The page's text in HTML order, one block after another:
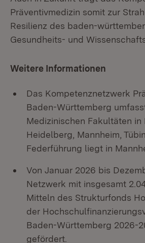
Präventivmedizin somit zur
Resilienz des baden-
Gesundheits- und
Weitere Informationen
Das Kompetenznetzwerk
Baden-Württemberg
Medizinischen Fakultäten in
Heidelberg, Mannheim,
Federführung liegt in
Von Januar 2026 bis
Netzwerk mit insgesamt
Mitteln des Strukturfonds
der
Baden-Württemberg 2026-
gefördert.